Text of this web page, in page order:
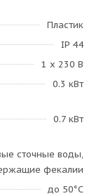
Пластик
IP 44
1 х 230 В
0.3 кВт
0.7 кВт
сточные воды,
фекалии
до 50°C